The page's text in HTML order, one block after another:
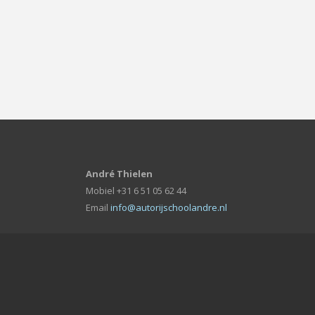
André Thielen
Mobiel +31 6 51 05 62 44
Email info@autorijschoolandre.nl